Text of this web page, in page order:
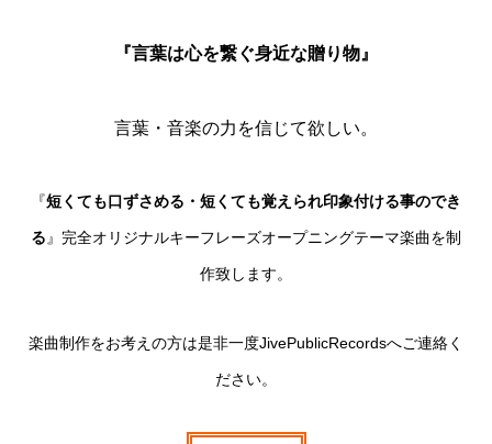
『言葉は心を繋ぐ身近な贈り物』
言葉・音楽の力を信じて欲しい。
『短くても口ずさめる・短くても覚えられ印象付ける事のでき
る 』完全オリジナルキーフレーズオープニングテーマ楽曲を制
作致します。
楽曲制作をお考えの方は是非一度JivePublicRecordsへご連絡く
ださい。